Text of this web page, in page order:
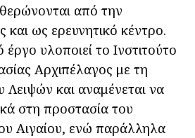
από την
και ως ερευνητικό κέντρο.
υλοποιεί το Ινστιτούτο
Αρχιπέλαγος με τη
Λειψών και αναμένεται να
στη προστασία του
Αιγαίου, ενώ παράλληλα